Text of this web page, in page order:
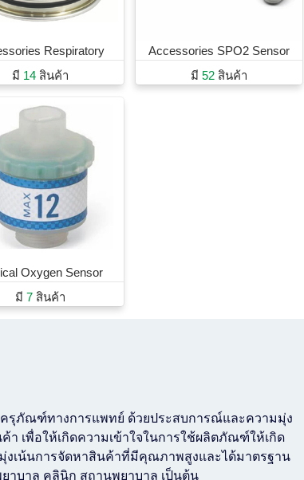
Respiratory
มี 14สินค้า
Accessories SPO2 Sensor
มี 52สินค้า
Oxygen Sensor
มี 7สินค้า
รุภัณฑ์ทางการแพทย์ ด้วยประสบการณ์และความมุ่ง
เพื่อให้เกิดความเข้าใจในการใช้ผลิตภัณฑ์ให้เกิด
งเน้นการจัดหาสินค้าที่มีคุณภาพสูงและได้มาตรฐาน
าบาล คลินิก สถานพยาบาล เป็นต้น